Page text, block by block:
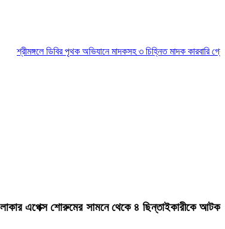
শ্রীমঙ্গলে ডিবির পৃথক অভিযানে মাদকসহ ৩ চিহ্নিত মাদক কারবারি গ্রেপ্তার
এপেক্স শোরুমের সামনে থেকে ৪ ছিন্তাইকারীকে আটক